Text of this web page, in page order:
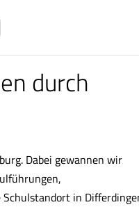
durch
Dabei gewannen wir
in